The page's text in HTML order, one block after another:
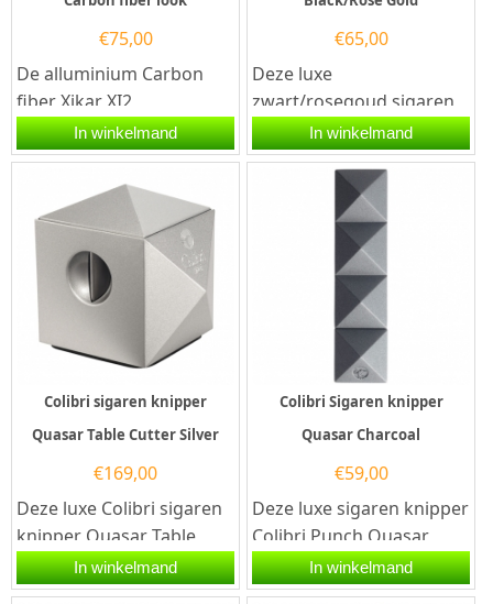
€75,00
De alluminium Carbon
fiber Xikar XI2
sigarenknipper is
gedurfd, mannelijk en
prachtig ontworpen. De...
In winkelmand
€65,00
Deze luxe
zwart/rosegoud sigaren
knipper Colibri V-Cut
Black is voorzien van twee
snijmessen van...
In winkelmand
Colibri sigaren knipper
Quasar Table Cutter Silver
€169,00
Deze luxe Colibri sigaren
knipper Quasar Table
Cutter Silver is één
combinatie van de
In winkelmand
Colibri Sigaren knipper
Quasar Charcoal
€59,00
Deze luxe sigaren knipper
Colibri Punch Quasar
Charcoal is voorzien
van drie roestvrijstalen...
In winkelmand